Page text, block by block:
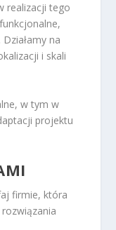
realizacji tego
na
i skali
w tym w
projektu
firmie, która